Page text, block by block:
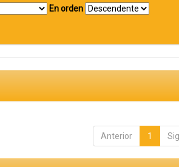
En orden
Anterior 1